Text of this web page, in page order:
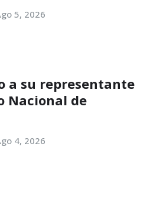
5, 2026
a su representante
Nacional de
4, 2026